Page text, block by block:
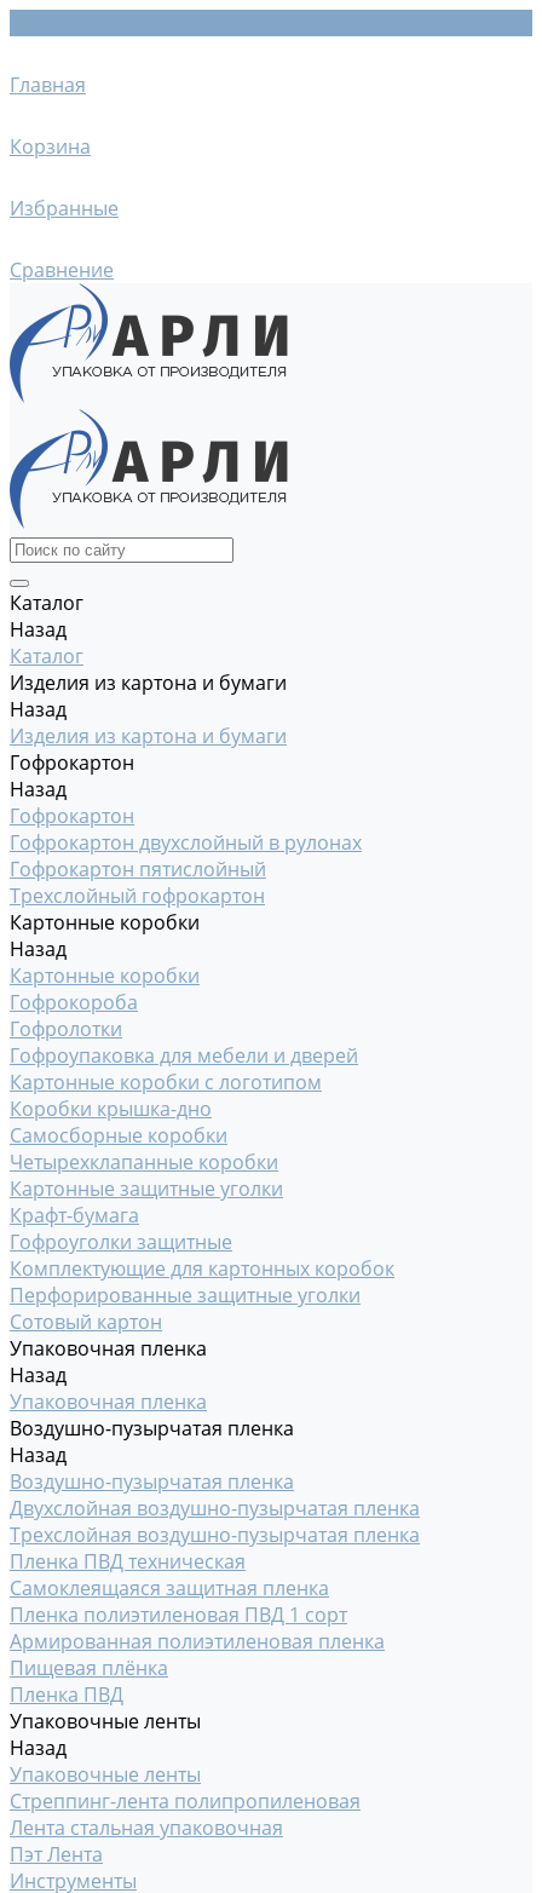
Главная
Корзина
Избранные
Сравнение
Каталог
Назад
Каталог
Изделия из картона и бумаги
Назад
Изделия из картона и бумаги
Гофрокартон
Назад
Гофрокартон
Гофрокартон двухслойный в рулонах
Гофрокартон пятислойный
Трехслойный гофрокартон
Картонные коробки
Назад
Картонные коробки
Гофрокороба
Гофролотки
Гофроупаковка для мебели и дверей
Картонные коробки с логотипом
Коробки крышка-дно
Самосборные коробки
Четырехклапанные коробки
Картонные защитные уголки
Крафт-бумага
Гофроуголки защитные
Комплектующие для картонных коробок
Перфорированные защитные уголки
Сотовый картон
Упаковочная пленка
Назад
Упаковочная пленка
Воздушно-пузырчатая пленка
Назад
Воздушно-пузырчатая пленка
Двухслойная воздушно-пузырчатая пленка
Трехслойная воздушно-пузырчатая пленка
Пленка ПВД техническая
Самоклеящаяся защитная пленка
Пленка полиэтиленовая ПВД 1 сорт
Армированная полиэтиленовая пленка
Пищевая плёнка
Пленка ПВД
Упаковочные ленты
Назад
Упаковочные ленты
Стреппинг-лента полипропиленовая
Лента стальная упаковочная
Пэт Лента
Инструменты